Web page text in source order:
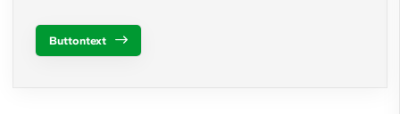
Buttontext